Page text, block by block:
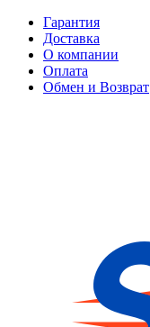
Гарантия
Доставка
О компании
Оплата
Обмен и Возврат